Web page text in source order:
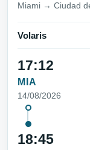
Miami → Ciudad
Volaris
17:12
MIA
14/08/2026
18:45